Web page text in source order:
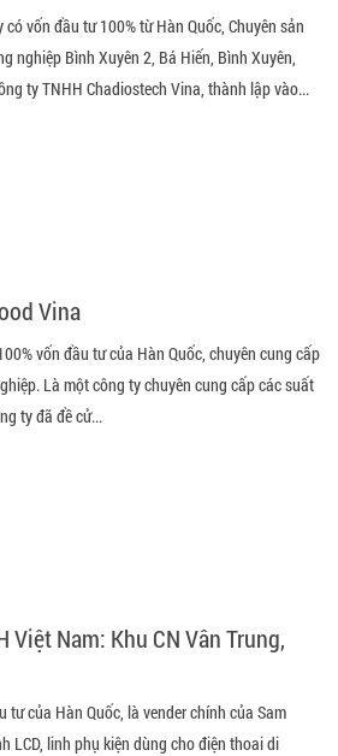
vốn đầu tư 100% từ Hàn Quốc, Chuyên sản
nghiệp Bình Xuyên 2, Bá Hiến, Bình Xuyên,
ty TNHH Chadiostech Vina, thành lập vào...
Vina
vốn đầu tư của Hàn Quốc, chuyên cung cấp
Là một công ty chuyên cung cấp các suất
ty đã đề cử...
Việt Nam: Khu CN Vân Trung,
tư của Hàn Quốc, là vender chính của Sam
LCD, linh phụ kiện dùng cho điện thoai di